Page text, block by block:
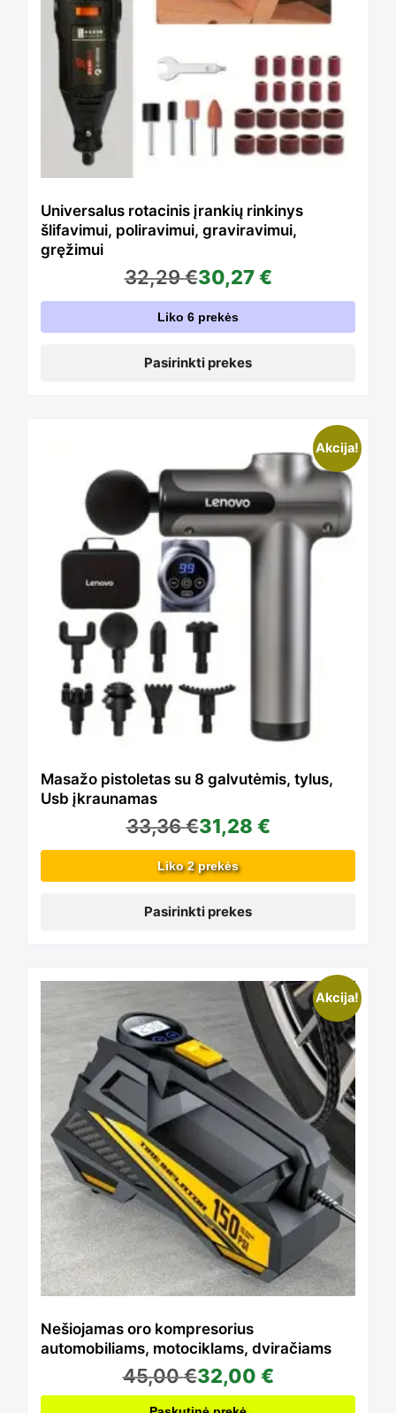
Universalus rotacinis įrankių rinkinys
šlifavimui, poliravimui, graviravimui,
gręžimui
32,29€30,27€
Liko 6 prekės
Pasirinkti prekes
has
multiple
variants.
The
options
may
chosen
on
the
product
page
Akcija!
Masažo pistoletas su 8 galvutėmis, tylus,
Usb įkraunamas
33,36€31,28 €
Liko 2 prekės
Pasirinkti prekes
This
product
has
multiple
variants.
The
options
be
chosen
on
the
product
page
Akcija!
Nešiojamas oro kompresorius
automobiliams, motociklams, dviračiams
45,00€32,00 €